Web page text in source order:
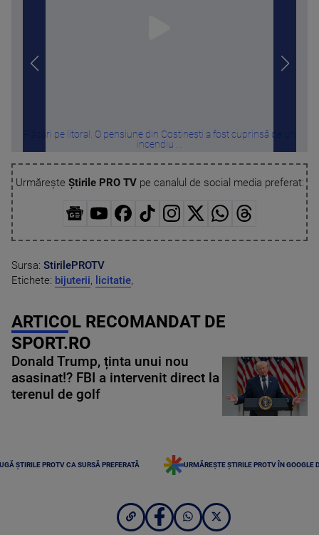
Flăcări pe litoral. O pensiune din Costinești a fost cuprinsă de un
incendiu ...
Urmărește Știrile PRO TVpe canalul de social media preferat:
Sursa: StirilePROTV
Etichete: bijuterii, licitatie,
ARTICOL RECOMANDAT DE
SPORT.RO
Donald Trump, ținta unui nou
asasinat!? FBI a intervenit direct la
terenul de golf
ȘTIRILE PROTV CA SURSĂ PREFERATĂ URMĂREȘTE ȘTIRILE PROTV ÎN GOOGLE